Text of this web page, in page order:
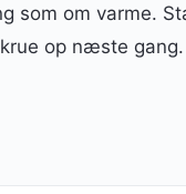
som om varme.
op næste gang.